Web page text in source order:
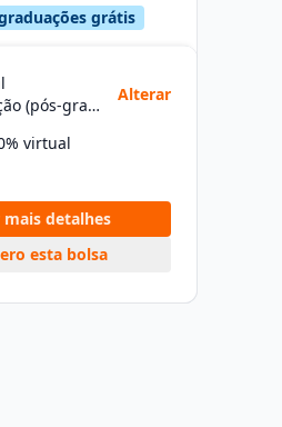
grátis
Especialização (pós-graduação)
Alterar
virtual
mais detalhes
esta bolsa